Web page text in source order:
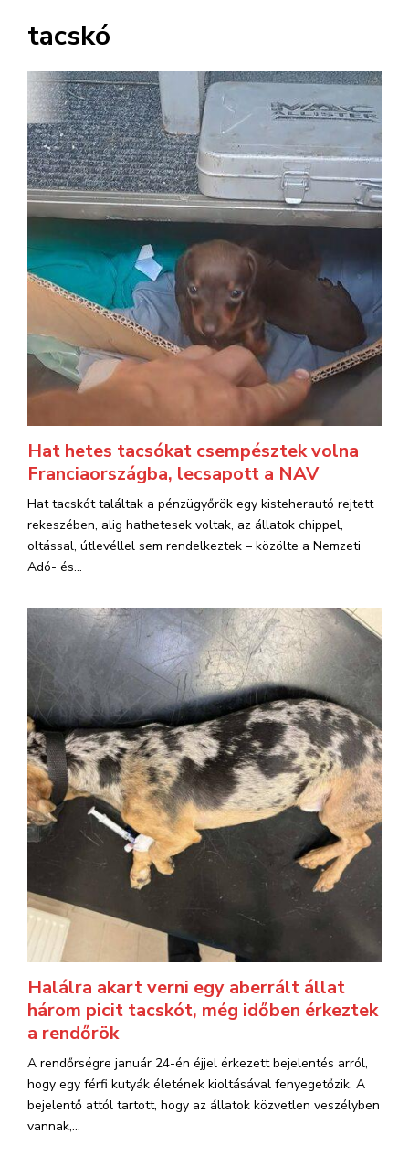
tacskó
Hat hetes tacsókat csempésztek volna
Franciaországba, lecsapott a NAV
Hat tacskót találtak a pénzügyőrök egy kisteherautó rejtett
rekeszében, alig hathetesek voltak, az állatok chippel,
oltással, útlevéllel sem rendelkeztek – közölte a Nemzeti
Adó- és...
Halálra akart verni egy aberrált állat
három picit tacskót, még időben érkeztek
a rendőrök
A rendőrségre január 24-én éjjel érkezett bejelentés arról,
hogy egy férfi kutyák életének kioltásával fenyegetőzik. A
bejelentő attól tartott, hogy az állatok közvetlen veszélyben
vannak,...